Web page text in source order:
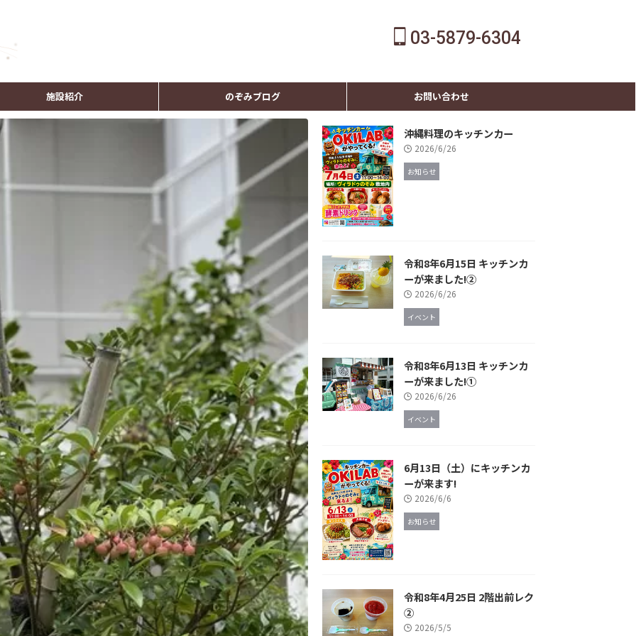
03-5879-6304
施設紹介 のぞみブログ お問い合わせ
沖縄料理のキッチンカー
2026/6/26
お知らせ
令和8年6月15日 キッチンカ
ーが来ました!②
2026/6/26
イベント
令和8年6月13日 キッチンカ
ーが来ました!①
2026/6/26
イベント
6月13日（土）にキッチンカ
ーが来ます!
2026/6/6
お知らせ
令和8年4月25日 2階出前レク
②
2026/5/5